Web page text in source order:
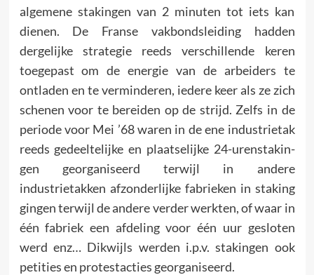
algemene stakingen van 2 minuten tot iets kan
dienen. De Franse vakbondsleiding hadden
dergelijke strategie reeds verschillende keren
toegepast om de energie van de arbeiders te
ontladen en te verminderen, iedere keer als ze zich
schenen voor te bereiden op de strijd. Zelfs in de
periode voor Mei ’68 waren in de ene industrietak
reeds gedeeltelijke en plaat­selijke 24-urenstakin­
gen georganiseerd terwijl in andere
industrietakken afzonderlijke fabrieken in staking
gingen terwijl de andere verder werkten, of waar in
één fabriek een afdeling voor één uur gesloten
werd enz… Dikwijls werden i.p.v. stakingen ook
petities en protestacties georganiseerd.